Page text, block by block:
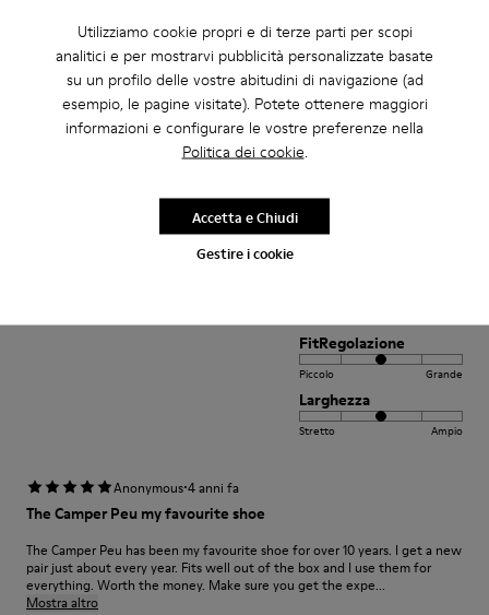
Utilizziamo cookie propri e di terze parti per scopi
analitici e per mostrarvi pubblicità personalizzate basate
su un profilo delle vostre abitudini di navigazione (ad
esempio, le pagine visitate). Potete ottenere maggiori
informazioni e configurare le vostre preferenze nella
Politica dei cookie.
Gestire i cookie
Accetta e Chiudi
Larghezza
Stretto
Anonymous·3 anni fa
positif xxxxxxxxxxxxxxxxxxxxxxxxxxxxxxxxxxxxxxxxx
FitRegolazione
Piccolo Grande
Larghezza
Stretto Ampio
Anonymous·4 anni fa
The Camper Peu my favourite shoe
The Camper Peu has been my favourite shoe for over 10 years. I get a new
pair just about every year. Fits well out of the box and I use them for
everything. Worth the money. Make sure you get the expe...
Mostra altro